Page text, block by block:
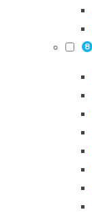
8